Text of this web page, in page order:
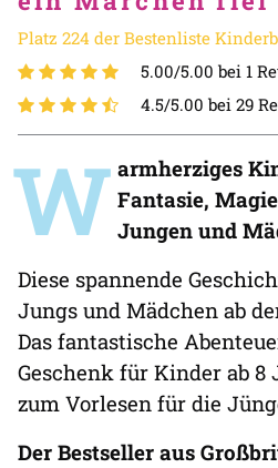
Platz 224 der Bestenliste
5.00/5.00 bei 1
4.5/5.00 bei 29
W armherziges
Fantasie,
Jungen und
Diese spannende
Jungs und Mädchen ab
Das fantastische
Geschenk für Kinder ab 8
zum Vorlesen für die
Der Bestseller aus